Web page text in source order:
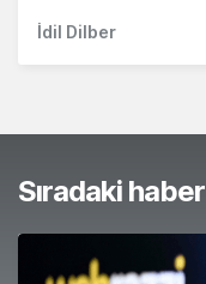
İdil Dilber
Sıradaki haber